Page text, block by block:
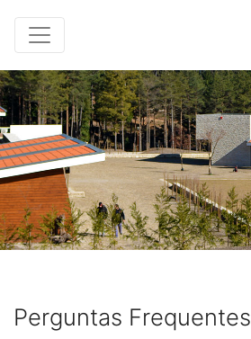
Perguntas Frequentes